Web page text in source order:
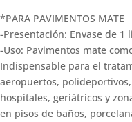
*PARA PAVIMENTOS MATE
-Presentación: Envase de 1
-Uso: Pavimentos mate
Indispensable para el
aeropuertos,
hospitales, geriátricos y
en pisos de baños,